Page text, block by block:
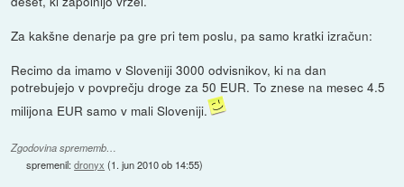
Za kakšne denarje pa gre pri tem poslu, pa samo kratki izračun:
Recimo da imamo v Sloveniji 3000 odvisnikov, ki na dan
potrebujejo v povprečju droge za 50 EUR. To znese na mesec 4.5
milijona EUR samo v mali Sloveniji.
Zgodovina sprememb…
spremenil:dronyx (1. jun 2010 ob 14:55)